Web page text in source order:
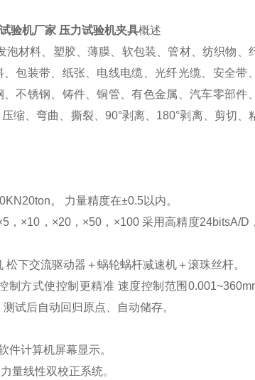
验机厂家 压力试验机夹具概述
泡材料、塑胶、薄膜、软包装、管材、纺织物、
包装带、纸张、电线电缆、光纤光缆、安全带
不锈钢、铸件、铜管、有色金属、汽车零部件
缩、弯曲、撕裂、90°剥离、180°剥离、剪切、
。 力量精度在±0.5以内。
，×10，×20，×50，×100 采用高精度24bitsA/D
下交流驱动器＋蜗轮蜗杆减速机＋滚珠丝杆。
制方式使控制更精准 速度控制范围
试后自动回归原点、自动储存。
件计算机屏幕显示。
量线性双校正系统。